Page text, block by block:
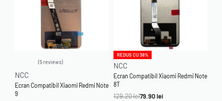
5 reviews
NCC
Ecran Compatibil Xiaomi Redmi Note
9
REDUS CU 38%
NCC
Ecran Compatibil Xiaomi Redmi Note
8T
129.20lei79.90lei